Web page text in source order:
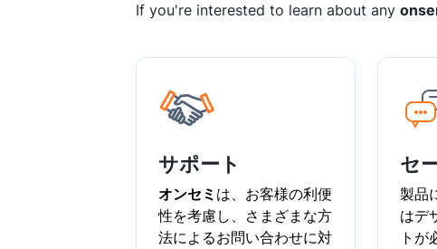
If you're interested to learn about any
サポート
オンセミ は、お客様の利便
性を考慮し、さまざまな方
法によるお問い合わせに対
セ
製品
はデ
トが